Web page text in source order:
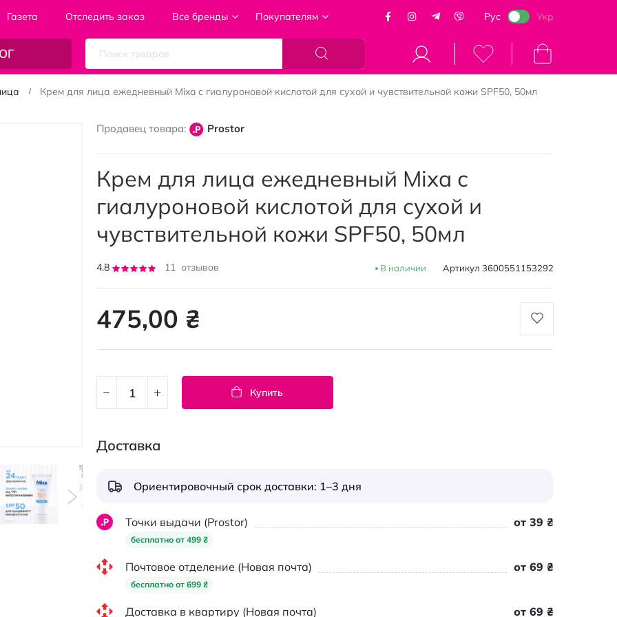
Газета Отследить заказ Все бренды Покупателям Рус Укр
Моя корзина
Крем для лица ежедневный Mixa с гиалуроновой кислотой для сухой и чувствительной кожи SPF50, 50мл
Продавец товара: Prostor
Крем для лица ежедневный Mixa с
гиалуроновой кислотой для сухой и
чувствительной кожи SPF50, 50мл
Рейтинг:
4.8
11 отзывов В наличии Артикул 3600551153292
475,00 ₴
Купить
Доставка
Ориентировочный срок доставки: 1–3 дня
Точки выдачи (Prostor)
бесплатно от 499 ₴
от 39 ₴
Почтовое отделение (Новая почта)
бесплатно от 699 ₴
от 69 ₴
Доставка в квартиру (Новая почта) от 69 ₴